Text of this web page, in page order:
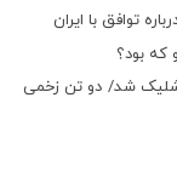
توافق با ایران
بود؟
کاخ سفید/ ۲۰ تا ۳۰ گلوله شلیک شد/ دو تن زخمی